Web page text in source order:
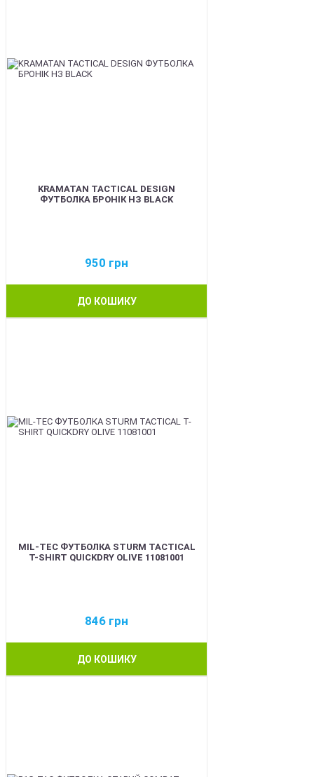
KRAMATAN TACTICAL DESIGN
ФУТБОЛКА БРОНІК НЗ BLACK
950 грн
ДО КОШИКУ
MIL-TEC ФУТБОЛКА STURM TACTICAL
T-SHIRT QUICKDRY OLIVE 11081001
846 грн
ДО КОШИКУ